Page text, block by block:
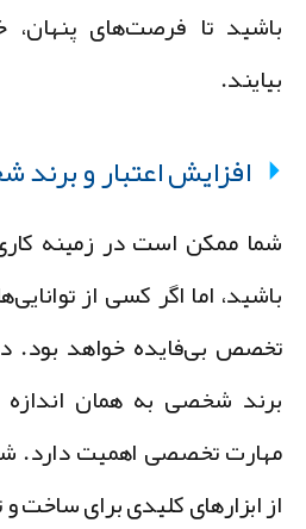
تا فرصت‌های پنهان،
افزایش اعتبار و برند
ممکن است در زمینه
اما اگر کسی از
بی‌فایده خواهد بود. در
شخصی به همان اندازه
تخصصی اهمیت دارد.
ابزارهای کلیدی برای ساخت و